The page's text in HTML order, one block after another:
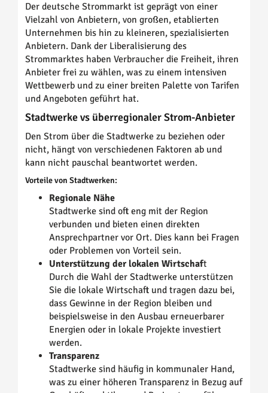
Der deutsche Strommarkt ist geprägt von einer
Vielzahl von Anbietern, von großen, etablierten
Unternehmen bis hin zu kleineren, spezialisierten
Anbietern. Dank der Liberalisierung des
Strommarktes haben Verbraucher die Freiheit, ihren
Anbieter frei zu wählen, was zu einem intensiven
Wettbewerb und zu einer breiten Palette von Tarifen
und Angeboten geführt hat.
Stadtwerke vs überregionaler Strom-Anbieter
Den Strom über die Stadtwerke zu beziehen oder
nicht, hängt von verschiedenen Faktoren ab und
kann nicht pauschal beantwortet werden.
Vorteile von Stadtwerken:
Regionale Nähe
Stadtwerke sind oft eng mit der Region
verbunden und bieten einen direkten
Ansprechpartner vor Ort. Dies kann bei Fragen
oder Problemen von Vorteil sein.
Unterstützung der lokalen Wirtschaft
Durch die Wahl der Stadtwerke unterstützen
Sie die lokale Wirtschaft und tragen dazu bei,
dass Gewinne in der Region bleiben und
beispielsweise in den Ausbau erneuerbarer
Energien oder in lokale Projekte investiert
werden.
Transparenz
Stadtwerke sind häufig in kommunaler Hand,
was zu einer höheren Transparenz in Bezug auf